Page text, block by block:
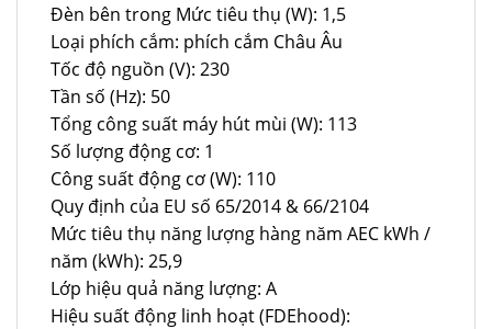
Đèn bên trong Mức tiêu thụ (W): 1,5
Loại phích cắm: phích cắm Châu Âu
Tốc độ nguồn (V): 230
Tần số (Hz): 50
Tổng công suất máy hút mùi (W): 113
Số lượng động cơ: 1
Công suất động cơ (W): 110
Quy định của EU số 65/2014 & 66/2104
Mức tiêu thụ năng lượng hàng năm AEC kWh /
năm (kWh): 25,9
Lớp hiệu quả năng lượng: A
Hiệu suất động linh hoạt (FDEhood):